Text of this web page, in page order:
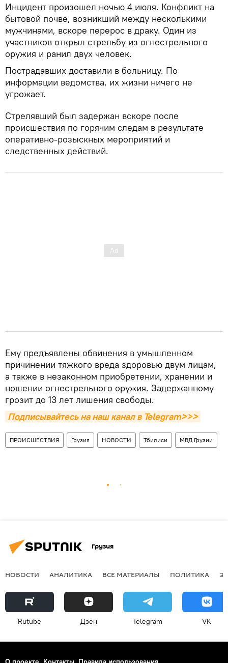
Инцидент произошел ночью 4 июля. Конфликт на
бытовой почве, возникший между несколькими
мужчинами, вскоре перерос в драку. Один из
участников открыл стрельбу из огнестрельного
оружия и ранил двух человек.
Пострадавших доставили в больницу. По
информации ведомства, их жизни ничего не
угрожает.
Стрелявший был задержан вскоре после
происшествия по горячим следам в результате
оперативно-розыскных мероприятий и
следственных действий.
Ему предъявлены обвинения в умышленном
причинении тяжкого вреда здоровью двум лицам,
а также в незаконном приобретении, хранении и
ношении огнестрельного оружия. Задержанному
грозит до 13 лет лишения свободы.
Подписывайтесь на наш канал в Telegram>>>
ПРОИСШЕСТВИЯ Грузия НОВОСТИ Тбилиси МВД Грузии
Грузия
НОВОСТИ АНАЛИТИКА ВСЕ МАТЕРИАЛЫ ПОЛИТИКА
Rutube Дзен Telegram VK